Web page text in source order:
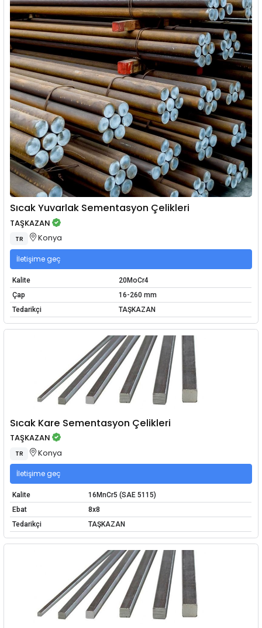
Sıcak Yuvarlak Sementasyon Çelikleri
TAŞKAZAN
TR Konya
İletişime geç
Kalite
20MoCr4
Çap
16-260 mm
Tedarikçi
TAŞKAZAN
Sıcak Kare Sementasyon Çelikleri
TAŞKAZAN
TR Konya
İletişime geç
Kalite
16MnCr5 (SAE 5115)
Ebat
8x8
Tedarikçi
TAŞKAZAN